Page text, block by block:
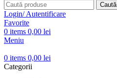
Caută
Login/ Autentificare
Favorite
0 items 0,00 lei
Meniu
0 items 0,00 lei
Categorii